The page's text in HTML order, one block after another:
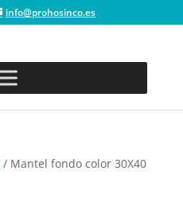
info@prohosinco.es
/ Mantel fondo color 30X40